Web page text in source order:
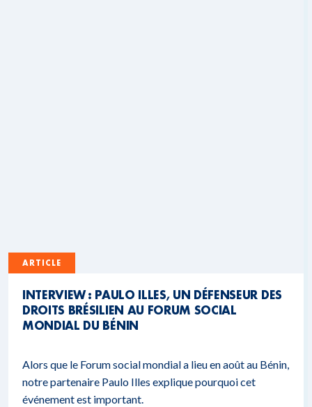
ARTICLE
INTERVIEW : PAULO ILLES, UN DÉFENSEUR DES
DROITS BRÉSILIEN AU FORUM SOCIAL
MONDIAL DU BÉNIN
Alors que le Forum social mondial a lieu en août au Bénin,
notre partenaire Paulo Illes explique pourquoi cet
événement est important.